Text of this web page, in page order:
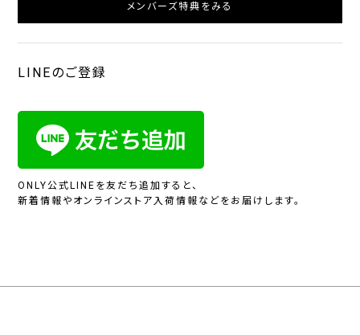
メンバーズ特典をみる
LINEのご登録
ONLY公式LINEを友だち追加すると、
新着情報やオンラインストア入荷情報などをお届けします。